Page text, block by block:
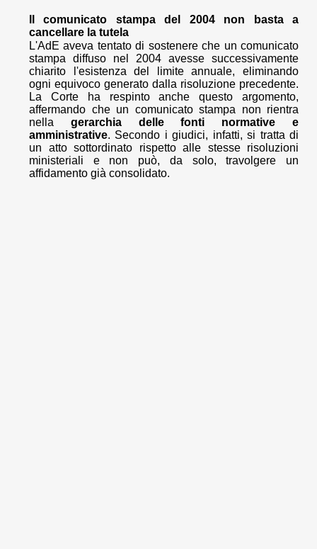
Il comunicato stampa del 2004 non basta a
cancellare la tutela
L'AdE aveva tentato di sostenere che un comunicato
stampa diffuso nel 2004 avesse successivamente
chiarito l'esistenza del limite annuale, eliminando
ogni equivoco generato dalla risoluzione precedente.
La Corte ha respinto anche questo argomento,
affermando che un comunicato stampa non rientra
nella gerarchia delle fonti normative e
amministrative. Secondo i giudici, infatti, si tratta di
un atto sottordinato rispetto alle stesse risoluzioni
ministeriali e non può, da solo, travolgere un
affidamento già consolidato.